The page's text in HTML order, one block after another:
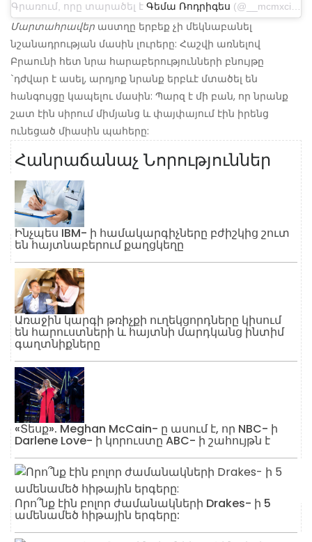
Գրառում, որը տարածել է Գեմա Ռոդրիգես (@__mcmxciii___) ապրիլի 26, 2017-ին, ժամը 8: 08-ին PDT
Մարտահրավեր աստղը երբեք չի մեկնաբանել
նշանադրության մասին լուրերը: Հաշվի առնելով
Բրաունի հետ նրա հարաբերությունների բնույթը
`դժվար է ասել, արդյոք նրանք երբևէ մտածել են
հանգույցը կապելու մասին: Պարզ է մի բան, որ նրանք
շատ էին սիրում միմյանց և փայփայում էին իրենց
ունեցած միասին պահերը:
Հանրաճանաչ Նորություններ
Ինչպես IBM- ի համակարգիչները բժիշկից շուտ
են հայտնաբերում քաղցկեղը
Առաջին կարգի թռիչքի ուղեկցորդները կիսում
են հարուստների և հայտնի մարդկանց ինտիմ
գաղտնիքները
«Տեսք». Meghan McCain- ը ասում է, որ NBC- ի
Darlene Love- ի կորուստը ABC- ի շահույթն է
Որո՞նք էին բոլոր ժամանակների Drakes- ի 5
ամենամեծ հիթային երգերը: